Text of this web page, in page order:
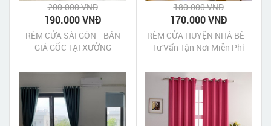
200.000 VNĐ
190.000 VNĐ
RÈM CỬA SÀI GÒN - BÁN
GIÁ GỐC TẠI XƯỞNG
180.000 VNĐ
170.000 VNĐ
RÈM CỬA HUYỆN NHÀ BÈ -
Tư Vấn Tận Nơi Miễn Phí